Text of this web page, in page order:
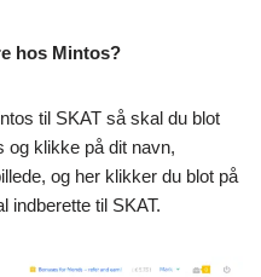
hos Mintos?
til SKAT så skal du blot
og klikke på dit navn,
og her klikker du blot på
indberette til SKAT.